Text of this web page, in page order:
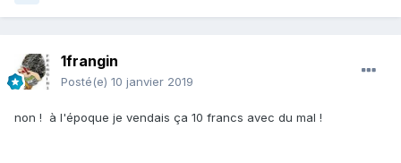
1frangin
Posté(e) 10 janvier 2019
non ! à l'époque je vendais ça 10 francs avec du mal !